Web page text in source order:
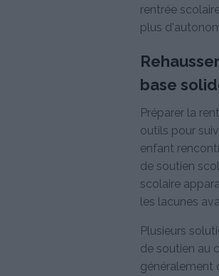
rentrée
plus
base
Préparer la
outils pour
enfant
de soutien
scolaire
les lacunes
Plusieurs
de soutien au
généralement